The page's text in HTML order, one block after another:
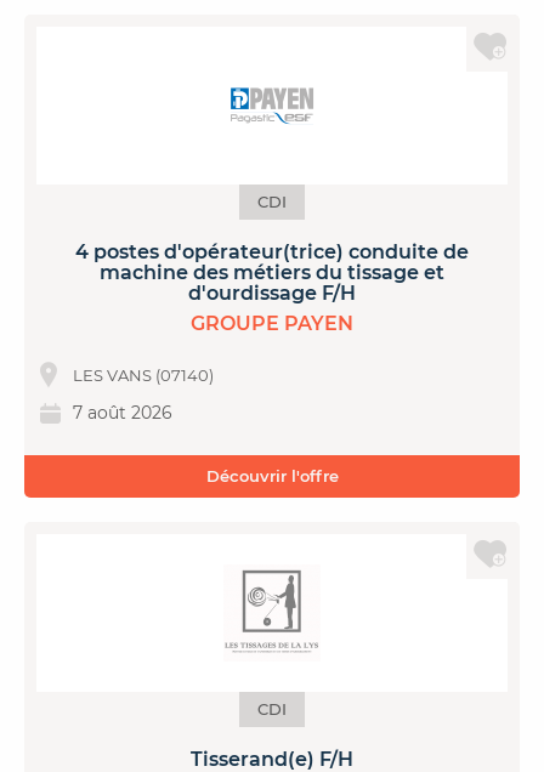
CDI
4 postes d'opérateur(trice) conduite de
machine des métiers du tissage et
d'ourdissage F/H
GROUPE PAYEN
LES VANS (07140)
7 août 2026
Découvrir l'offre
CDI
Tisserand(e) F/H